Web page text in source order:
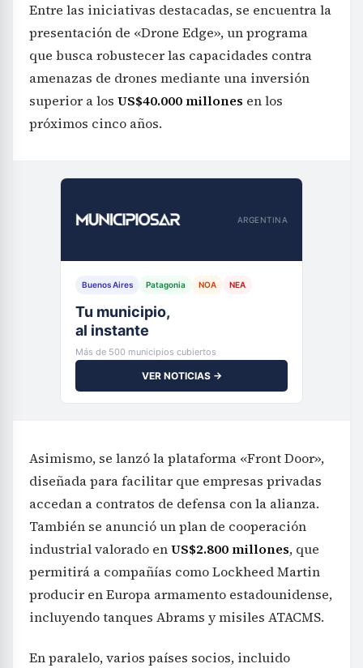
Entre las iniciativas destacadas, se encuentra la
presentación de «Drone Edge», un programa
que busca robustecer las capacidades contra
amenazas de drones mediante una inversión
superior a los US$40.000 millones en los
próximos cinco años.
ARGENTINA
Buenos Aires Patagonia NOA NEA
Tu municipio,
al instante
Más de 500 municipios cubiertos
VER NOTICIAS →
Asimismo, se lanzó la plataforma «Front Door»,
diseñada para facilitar que empresas privadas
accedan a contratos de defensa con la alianza.
También se anunció un plan de cooperación
industrial valorado enUS$2.800 millones, que
permitirá a compañías como Lockheed Martin
producir en Europa armamento estadounidense,
incluyendo tanques Abrams y misiles ATACMS.
En paralelo, varios países socios, incluido